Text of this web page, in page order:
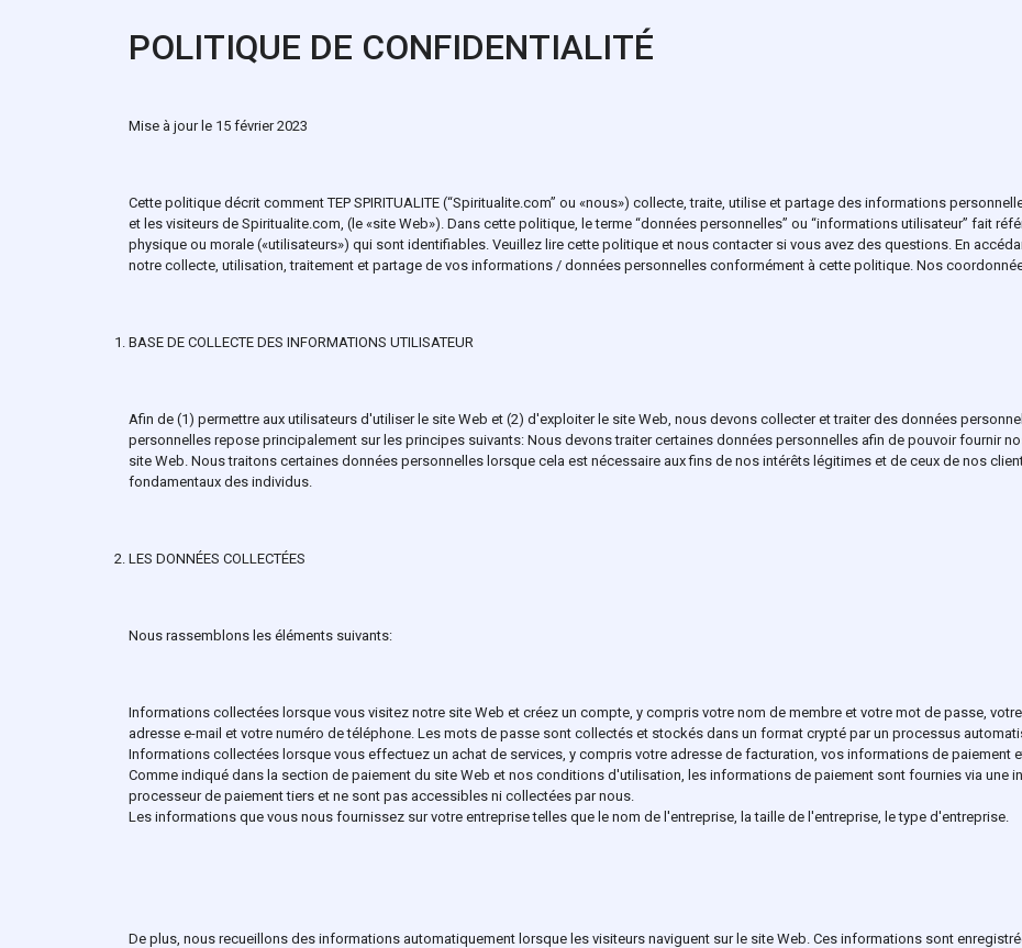
POLITIQUE DE CONFIDENTIALITÉ
Mise à jour le 15 février 2023
Cette politique décrit comment TEP SPIRITUALITE (“Spiritualite.com” ou «nous») collecte, traite, utilise et partage des informations
et les visiteurs de Spiritualite.com, (le «site Web»). Dans cette politique, le terme “données personnelles” ou “informations utilisateur” fait
physique ou morale («utilisateurs») qui sont identifiables. Veuillez lire cette politique et nous contacter si vous avez des questions. En
notre collecte, utilisation, traitement et partage de vos informations / données personnelles conformément à cette politique. Nos
BASE DE COLLECTE DES INFORMATIONS UTILISATEUR
Afin de (1) permettre aux utilisateurs d'utiliser le site Web et (2) d'exploiter le site Web, nous devons collecter et traiter des données
personnelles repose principalement sur les principes suivants: Nous devons traiter certaines données personnelles afin de pouvoir fournir
site Web. Nous traitons certaines données personnelles lorsque cela est nécessaire aux fins de nos intérêts légitimes et de ceux de nos
fondamentaux des individus.
LES DONNÉES COLLECTÉES
Nous rassemblons les éléments suivants:
Informations collectées lorsque vous visitez notre site Web et créez un compte, y compris votre nom de membre et votre mot de passe,
adresse e-mail et votre numéro de téléphone. Les mots de passe sont collectés et stockés dans un format crypté par un processus
Informations collectées lorsque vous effectuez un achat de services, y compris votre adresse de facturation, vos informations de paiement
Comme indiqué dans la section de paiement du site Web et nos conditions d'utilisation, les informations de paiement sont fournies via une
processeur de paiement tiers et ne sont pas accessibles ni collectées par nous.
Les informations que vous nous fournissez sur votre entreprise telles que le nom de l'entreprise, la taille de l'entreprise, le type d'entreprise.
De plus, nous recueillons des informations automatiquement lorsque les visiteurs naviguent sur le site Web. Ces informations sont